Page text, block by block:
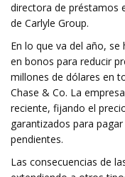
directora de préstamos
de Carlyle Group.
En lo que va del año,
en bonos para reducir
millones de dólares en
Chase & Co. La
reciente, fijando el
garantizados para
pendientes.
Las consecuencias de